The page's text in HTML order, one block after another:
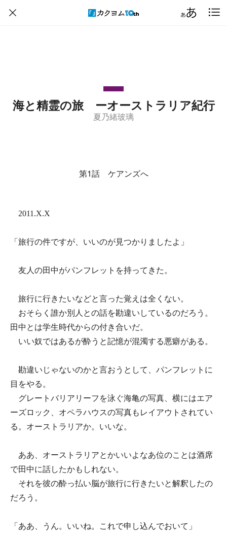
海と精霊の旅 ーオーストラリア紀行
夏乃緒玻璃
第1話 ケアンズへ
2011.X.X
「旅行の件ですが、いいのが見つかりましたよ」
友人の田中がパンフレットを持ってきた。
旅行に行きたいなどと言った覚えは全くない。
おそらく誰か別人との話を勘違いしているのだろう。
田中とは学生時代からの付き合いだ。
いい奴ではあるが酔うと記憶が混濁する悪癖がある。
勘違いじゃないのかと言おうとして、パンフレットに
目をやる。
グレートバリアリーフを泳ぐ海亀の写真、横にはエア
ーズロック、オペラハウスの写真もレイアウトされてい
る。オーストラリアか。いいな。
ああ、オーストラリアとかいいよなあ位のことは酒席
で田中に話したかもしれない。
それを彼の酔っ払い脳が旅行に行きたいと解釈したの
だろう。
「ああ、うん。いいね。これで申し込んでおいて」